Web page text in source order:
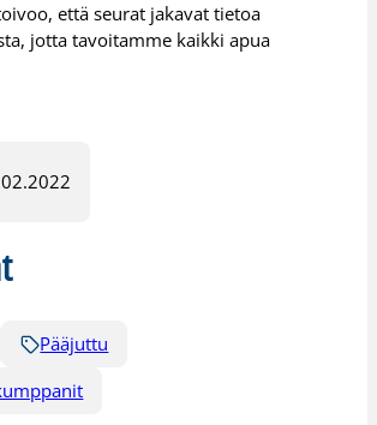
että seurat jakavat tietoa
jotta tavoitamme kaikki apua
Pääjuttu